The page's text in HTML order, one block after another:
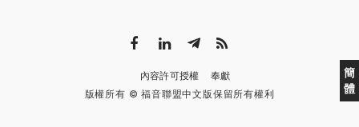
簡
體
內容許可授權
奉獻
版權所有 © 福音聯盟中文版保留所有權利